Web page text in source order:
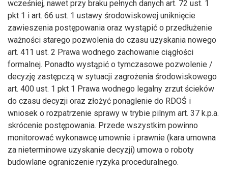
wcześniej, nawet przy braku pełnych danych art. 72 ust. 1
pkt 1 i art. 66 ust. 1 ustawy środowiskowej uniknięcie
zawieszenia postępowania oraz wystąpić o przedłużenie
ważności starego pozwolenia do czasu uzyskania nowego
art. 411 ust. 2 Prawa wodnego zachowanie ciągłości
formalnej. Ponadto wystąpić o tymczasowe pozwolenie /
decyzję zastępczą w sytuacji zagrożenia środowiskowego
art. 400 ust. 1 pkt 1 Prawa wodnego legalny zrzut ścieków
do czasu decyzji oraz złożyć ponaglenie do RDOŚ i
wniosek o rozpatrzenie sprawy w trybie pilnym art. 37 k.p.a.
skrócenie postępowania. Przede wszystkim powinno
monitorować wykonawcę umownie i prawnie (kara umowna
za nieterminowe uzyskanie decyzji) umowa o roboty
budowlane ograniczenie ryzyka proceduralnego.